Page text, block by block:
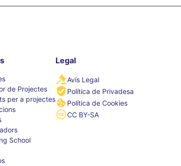
de Projectes
per a projectes
School
Legal
Avís Legal
Política de Privadesa
Política de Cookies
CC BY-SA